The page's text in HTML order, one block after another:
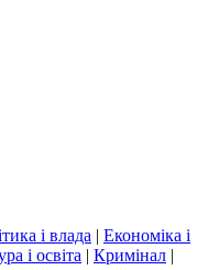
і влада | Економіка і
і освіта | Кримінал |